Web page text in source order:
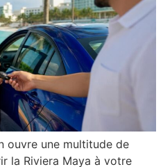
ouvre une multitude de
la Riviera Maya à votre